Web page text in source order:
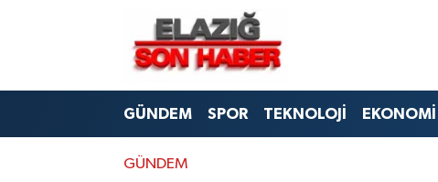
GÜNDEM SPOR TEKNOLOJİ EKONOMİ
GÜNDEM
CANLI YAYIN
BİLİM VE TEKNOLOJİ
Merkez Hava Durumu
Merkez Trafik Yoğunluk Haritası
Süper Lig Puan Durumu ve Fikstür